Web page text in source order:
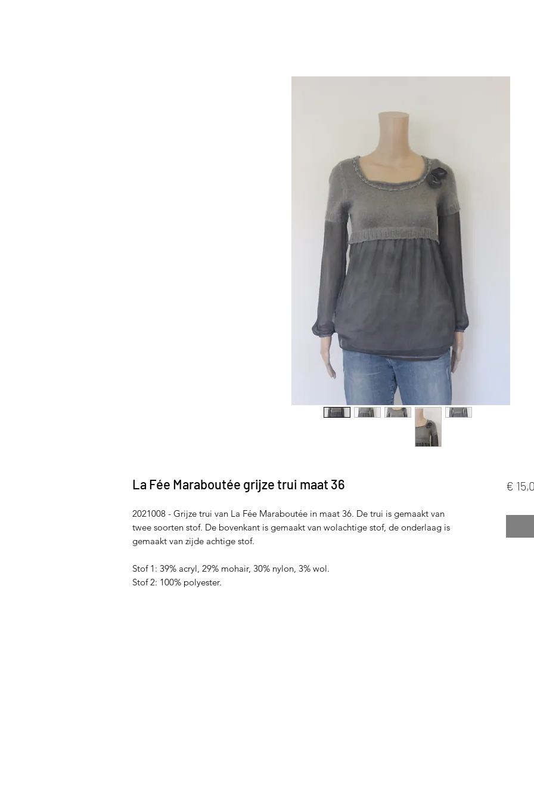
La Fée Maraboutée grijze trui maat 36
2021008 - Grijze trui van La Fée Maraboutée in maat 36. De trui is gemaakt van
twee soorten stof. De bovenkant is gemaakt van wolachtige stof, de onderlaag is
gemaakt van zijde achtige stof.
Stof 1: 39% acryl, 29% mohair, 30% nylon, 3% wol.
Stof 2: 100% polyester.
€